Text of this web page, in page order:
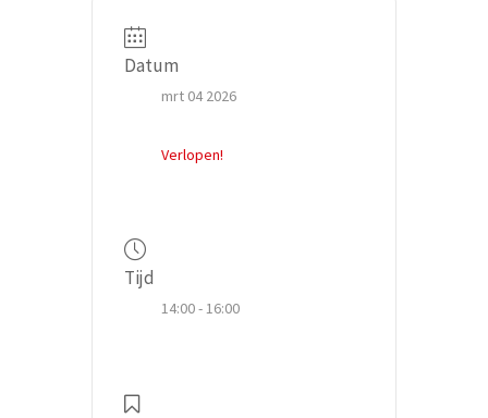
Datum
mrt 04 2026
Verlopen!
Tijd
14:00 - 16:00